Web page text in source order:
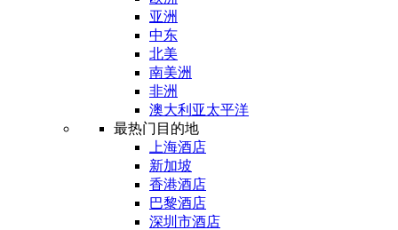
亚洲
中东
北美
南美洲
非洲
澳大利亚太平洋
最热门目的地
上海酒店
新加坡
香港酒店
巴黎酒店
深圳市酒店